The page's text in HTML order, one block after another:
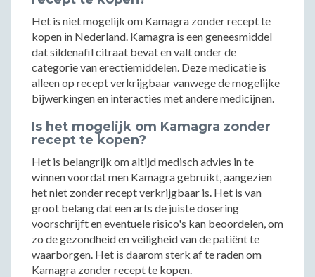
Het is niet mogelijk om Kamagra zonder recept te
kopen in Nederland. Kamagra is een geneesmiddel
dat sildenafil citraat bevat en valt onder de
categorie van erectiemiddelen. Deze medicatie is
alleen op recept verkrijgbaar vanwege de mogelijke
bijwerkingen en interacties met andere medicijnen.
Is het mogelijk om Kamagra zonder
recept te kopen?
Het is belangrijk om altijd medisch advies in te
winnen voordat men Kamagra gebruikt, aangezien
het niet zonder recept verkrijgbaar is. Het is van
groot belang dat een arts de juiste dosering
voorschrijft en eventuele risico's kan beoordelen, om
zo de gezondheid en veiligheid van de patiënt te
waarborgen. Het is daarom sterk af te raden om
Kamagra zonder recept te kopen.